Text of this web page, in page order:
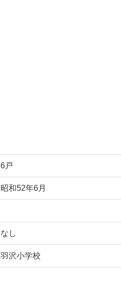
6戸
昭和52年6月
なし
羽沢小学校